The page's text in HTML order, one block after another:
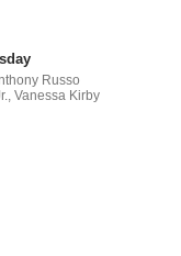
Russo
Vanessa Kirby